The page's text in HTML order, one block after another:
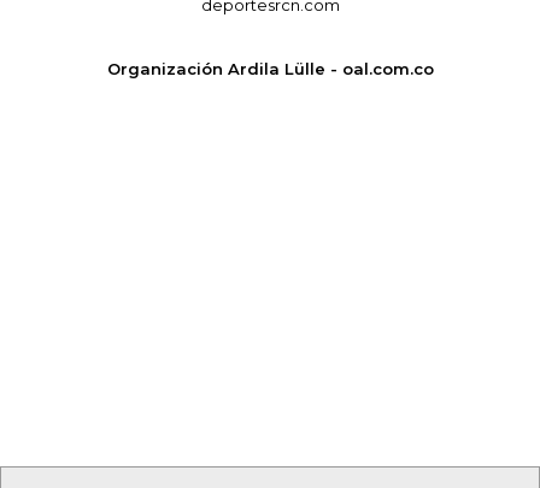
deportesrcn.com
Organización Ardila Lülle - oal.com.co